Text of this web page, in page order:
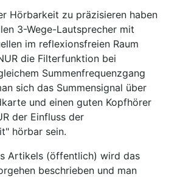
Hörbarkeit zu präzisieren haben
3-Wege-Lautsprecher mit
im reflexionsfreien Raum
die Filterfunktion bei
Summenfrequenzgang
sich das Summensignal über
und einen guten Kopfhörer
der Einfluss der
hörbar sein.
Artikels (öffentlich) wird das
beschrieben und man